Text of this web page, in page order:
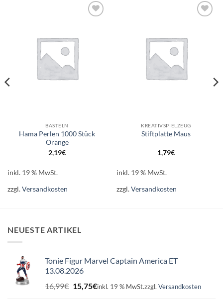
BASTELN
Hama Perlen 1000 Stück
Orange
2,19€
inkl. 19 % MwSt.
zzgl.Versandkosten
KREATIVSPIELZEUG
Stiftplatte Maus
1,79€
inkl. 19 % MwSt.
zzgl.Versandkosten
NEUESTE ARTIKEL
Tonie Figur Marvel Captain America ET
13.08.2026
16,99€ Ursprünglicher
Preis
15,75€Aktueller
inkl. 19 % MwSt.zzgl. Versandkosten